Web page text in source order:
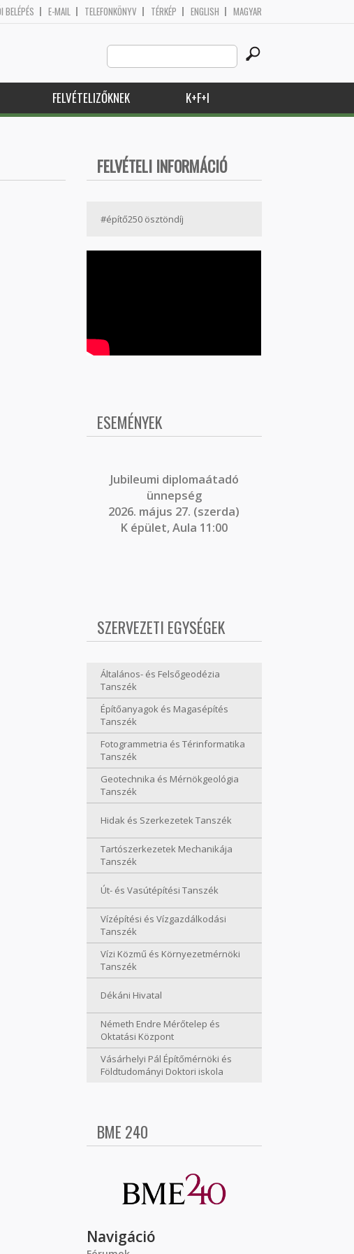
BELÉPÉS E-MAIL TELEFONKÖNYV TÉRKÉP ENGLISH MAGYAR
Search
this
site
FELVÉTELIZŐKNEK K+F+I
FELVÉTELI INFORMÁCIÓ
#építő250 ösztöndíj
ESEMÉNYEK
Jubileumi diplomaátadó
ünnepség
2026. május 27. (szerda)
K épület, Aula 11:00
SZERVEZETI EGYSÉGEK
Általános- és Felsőgeodézia
Tanszék
Építőanyagok és Magasépítés
Tanszék
Fotogrammetria és Térinformatika
Tanszék
Geotechnika és Mérnökgeológia
Tanszék
Hidak és Szerkezetek Tanszék
Tartószerkezetek Mechanikája
Tanszék
Út- és Vasútépítési Tanszék
Vízépítési és Vízgazdálkodási
Tanszék
Vízi Közmű és Környezetmérnöki
Tanszék
Dékáni Hivatal
Németh Endre Mérőtelep és
Oktatási Központ
Vásárhelyi Pál Építőmérnöki és
Földtudományi Doktori iskola
BME 240
Navigáció